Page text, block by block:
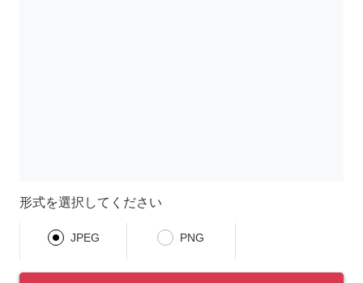
形式を選択してください
JPEG PNG